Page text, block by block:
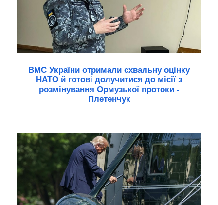
ВМС України отримали схвальну оцінку
НАТО й готові долучитися до місії з
розмінування Ормузької протоки -
Плетенчук